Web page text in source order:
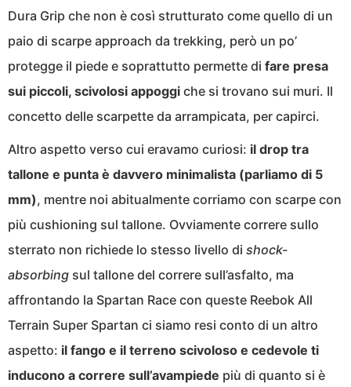
Dura Grip che non è così strutturato come quello di un
paio di scarpe approach da trekking, però un po’
protegge il piede e soprattutto permette di fare presa
sui piccoli, scivolosi appoggi che si trovano sui muri. Il
concetto delle scarpette da arrampicata, per capirci.
Altro aspetto verso cui eravamo curiosi: il drop tra
tallone e punta è davvero minimalista (parliamo di 5
mm), mentre noi abitualmente corriamo con scarpe con
più cushioning sul tallone. Ovviamente correre sullo
sterrato non richiede lo stesso livello di shock-
absorbing sul tallone del correre sull’asfalto, ma
affrontando la Spartan Race con queste Reebok All
Terrain Super Spartan ci siamo resi conto di un altro
aspetto: il fango e il terreno scivoloso e cedevole ti
inducono a correre sull’avampiede più di quanto si è